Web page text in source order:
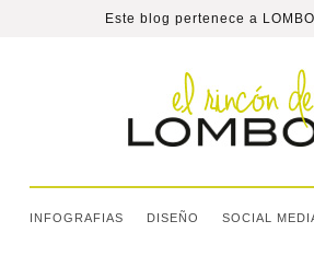
Este blog pertenece a
INFOGRAFIAS DISEÑO SOCIAL